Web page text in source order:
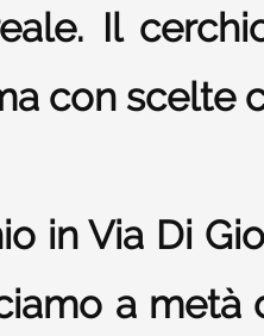
Il
con scelte
in Via Di
a